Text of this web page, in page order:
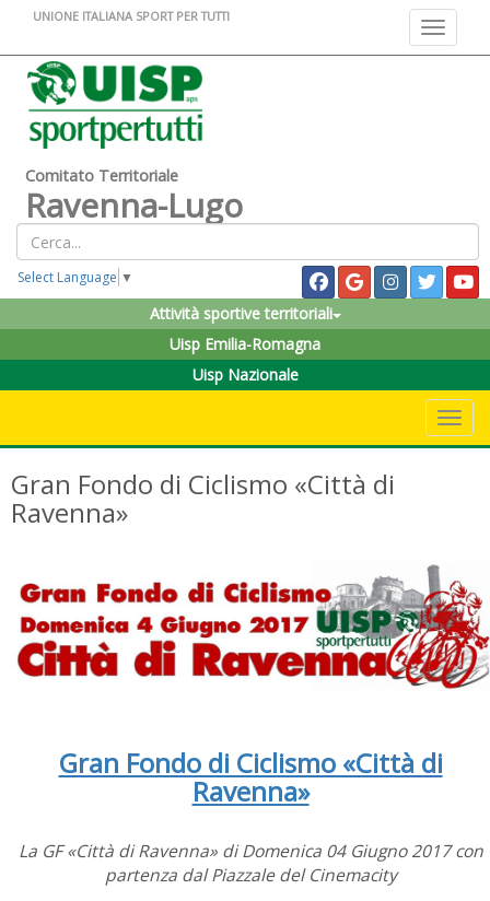
Toggle
UNIONE ITALIANA SPORT PER TUTTI
Comitato Territoriale
Ravenna-Lugo
Select Language ▼
Attività sportive territoriali
Uisp Emilia-Romagna
Uisp Nazionale
Gran Fondo di Ciclismo «Città di
Ravenna»
Gran Fondo di Ciclismo «Città di
Ravenna»
La GF «Città di Ravenna» di Domenica 04 Giugno 2017 con
partenza dal Piazzale del Cinemacity